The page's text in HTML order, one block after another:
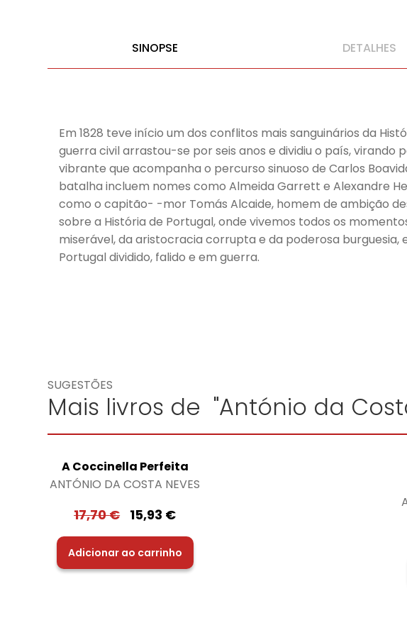
SINOPSE DETALHES
Em 1828 teve início um dos conflitos mais sanguinários da
guerra civil arrastou-se por seis anos e dividiu o país,
vibrante que acompanha o percurso sinuoso de Carlos
batalha incluem nomes como Almeida Garrett e Alexandre
como o capitão- -mor Tomás Alcaide, homem de ambição
sobre a História de Portugal, onde vivemos todos os
miserável, da aristocracia corrupta e da poderosa
Portugal dividido, falido e em guerra.
SUGESTÕES
Mais livros de "António da
A Coccinella Perfeita
ANTÓNIO DA COSTA NEVES
17,70€ 15,93 €
Adicionar ao carrinho